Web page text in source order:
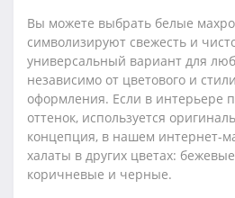
Вы можете выбрать белые
символизируют свежесть и
универсальный вариант для
независимо от цветового и
оформления. Если в интерьере
оттенок, используется
концепция, в нашем интернет-
халаты в других цветах:
коричневые и черные.